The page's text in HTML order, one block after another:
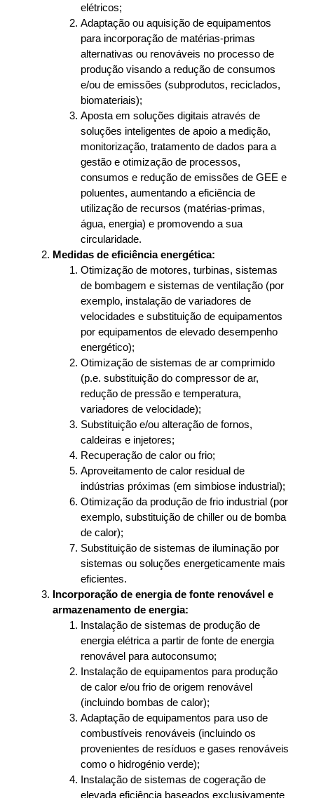
elétricos;
Adaptação ou aquisição de equipamentos
para incorporação de matérias-primas
alternativas ou renováveis no processo de
produção visando a redução de consumos
e/ou de emissões (subprodutos, reciclados,
biomateriais);
Aposta em soluções digitais através de
soluções inteligentes de apoio a medição,
monitorização, tratamento de dados para a
gestão e otimização de processos,
consumos e redução de emissões de GEE e
poluentes, aumentando a eficiência de
utilização de recursos (matérias-primas,
água, energia) e promovendo a sua
circularidade.
Medidas de eficiência energética:
Otimização de motores, turbinas, sistemas
de bombagem e sistemas de ventilação (por
exemplo, instalação de variadores de
velocidades e substituição de equipamentos
por equipamentos de elevado desempenho
energético);
Otimização de sistemas de ar comprimido
(p.e. substituição do compressor de ar,
redução de pressão e temperatura,
variadores de velocidade);
Substituição e/ou alteração de fornos,
caldeiras e injetores;
Recuperação de calor ou frio;
Aproveitamento de calor residual de
indústrias próximas (em simbiose industrial);
Otimização da produção de frio industrial (por
exemplo, substituição de chiller ou de bomba
de calor);
Substituição de sistemas de iluminação por
sistemas ou soluções energeticamente mais
eficientes.
Incorporação de energia de fonte renovável e
armazenamento de energia:
Instalação de sistemas de produção de
energia elétrica a partir de fonte de energia
renovável para autoconsumo;
Instalação de equipamentos para produção
de calor e/ou frio de origem renovável
(incluindo bombas de calor);
Adaptação de equipamentos para uso de
combustíveis renováveis (incluindo os
provenientes de resíduos e gases renováveis
como o hidrogénio verde);
Instalação de sistemas de cogeração de
elevada eficiência baseados exclusivamente